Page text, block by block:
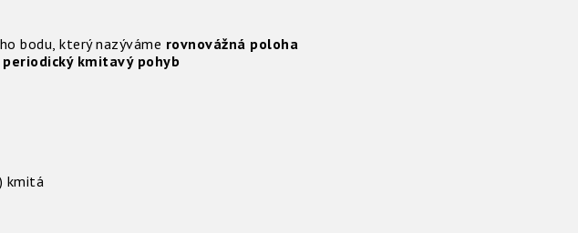
bodu, který nazýváme rovnovážná poloha
periodický kmitavý pohyb
kmitá